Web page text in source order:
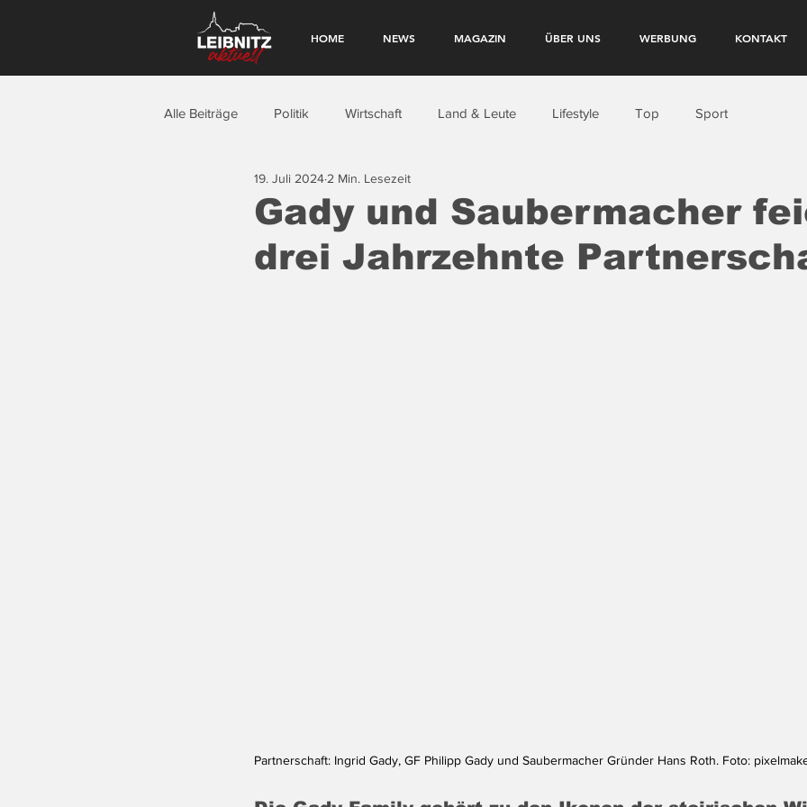
HOME NEWS MAGAZIN ÜBER UNS WERBUNG KONTAKT
Alle Beiträge Politik Wirtschaft Land & Leute Lifestyle Top Sport
Gady und Saubermacher
drei Jahrzehnte
19. Juli 2024 2 Min. Lesezeit
Partnerschaft: Ingrid Gady, GF Philipp Gady und Saubermacher Gründer Hans Roth. Foto: